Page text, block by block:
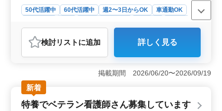
50代活躍中 60代活躍中 週2〜3日からOK
車通勤OK
アルバイト・パート
おすすめポイント
＜アットホームな環境での訪問看護＞ 静岡市葵区大岩
に位置する訪問看護ステーションでは、アットホームな
雰囲気の中で、看護師として幅広い業務に携わります。
経験豊富なベテランの方や人との関わりを大切にしたい
方に最適な環境です。 ＜業務内容＞ バイタルチェ
ックやカテーテルの交換やケア、食事や排泄の補助、服
検討リスト に追加 詳しく見る
掲載期間 2026/06/20〜2026/09/19
新着
特養でベテラン看護師さん募集しています